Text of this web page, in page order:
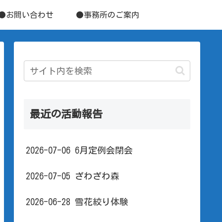
お問い合わせ ●事務所のご案内
最近の活動報告
2026-07-06 6月定例会閉会
2026-07-05 ざわざわ森
2026-06-28 雪花絞り体験